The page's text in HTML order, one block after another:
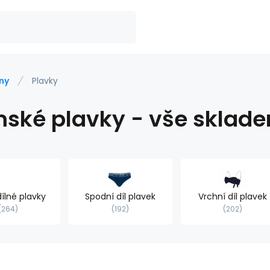
Plavky
plavky - vše
plavky
264
Spodní díl plavek
192
Vrchní díl plavek
202